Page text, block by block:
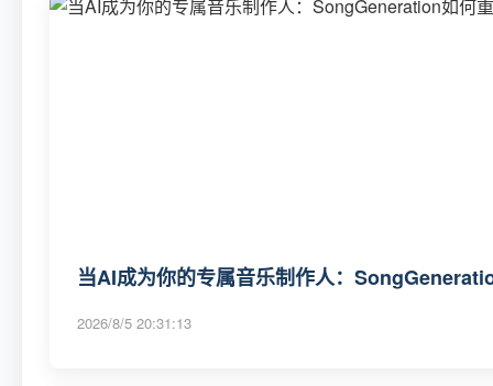
当AI成为你的专属音乐制作人：
2026/8/5 20:31:13